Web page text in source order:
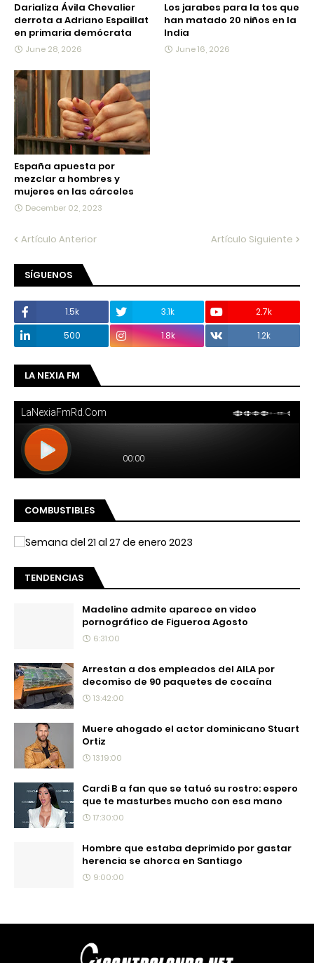
Darializa Ávila Chevalier
derrota a Adriano Espaillat
en primaria demócrata
June 28, 2026
Los jarabes para la tos que
han matado 20 niños en la
India
June 16, 2026
España apuesta por
mezclar a hombres y
mujeres en las cárceles
December 02, 2023
Artículo Anterior Artículo Siguiente
SÍGUENOS
1.5k 3.1k
2.7k
500
1.8k 1.2k
LA NEXIA FM
COMBUSTIBLES
TENDENCIAS
Madeline admite aparece en video
pornográfico de Figueroa Agosto
6:31:00
Arrestan a dos empleados del AILA por
decomiso de 90 paquetes de cocaína
13:42:00
Muere ahogado el actor dominicano Stuart
Ortiz
13:19:00
Cardi B a fan que se tatuó su rostro: espero
que te masturbes mucho con esa mano
17:30:00
Hombre que estaba deprimido por gastar
herencia se ahorca en Santiago
9:00:00